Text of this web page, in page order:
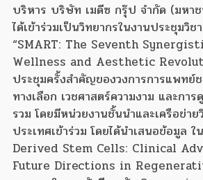
บริหาร บริษัท เมดีซ กรุ๊ป จำกัด (มหาช
ได้เข้าร่วมเป็นวิทยากรในงานประชุมวิช
“SMART: The Seventh
Wellness and Aesthetic
ประชุมครั้งสำคัญของวงการการแพทย์
ทางเลือก เวชศาสตร์ความงาม และก
รวม โดยมีหน่วยงานชั้นนำและเครือข่า
ประเทศเข้าร่วม โดยได้นำเสนอข้อมูล
Derived Stem Cells: Clinical
Future Directions in